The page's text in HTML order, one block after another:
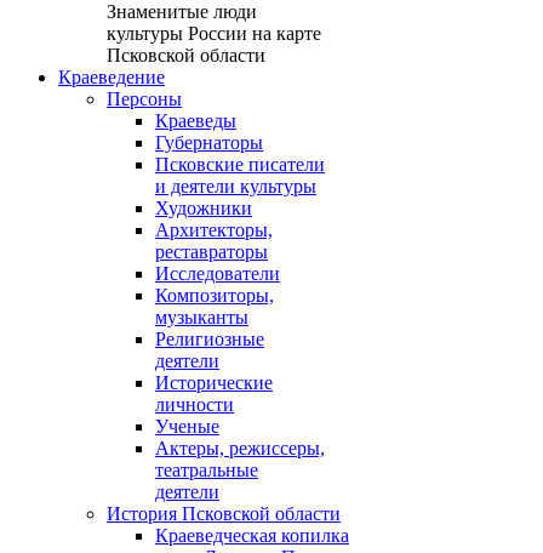
Знаменитые люди
культуры России на карте
Псковской области
Краеведение
Персоны
Краеведы
Губернаторы
Псковские писатели
и деятели культуры
Художники
Архитекторы,
реставраторы
Исследователи
Композиторы,
музыканты
Религиозные
деятели
Исторические
личности
Ученые
Актеры, режиссеры,
театральные
деятели
История Псковской области
Краеведческая копилка